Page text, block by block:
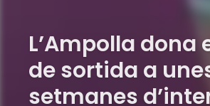
L’Ampolla dona
de sortida a
setmanes